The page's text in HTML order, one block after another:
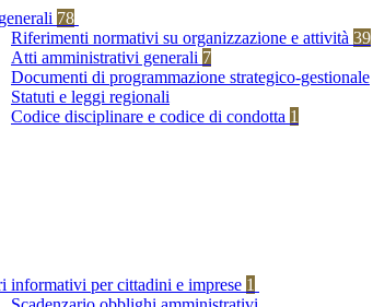
78
Riferimenti normativi su organizzazione e attività 39
Atti amministrativi generali 7
Documenti di programmazione strategico-gestionale
Statuti e leggi regionali
Codice disciplinare e codice di condotta 1
informativi per cittadini e imprese 1